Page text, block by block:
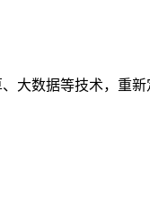
大数据等技术，重新